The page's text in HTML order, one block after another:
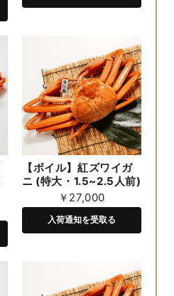
【ボイル】紅ズワイガ
ニ (特大・1.5~2.5人前)
￥27,000
入荷通知を受取る